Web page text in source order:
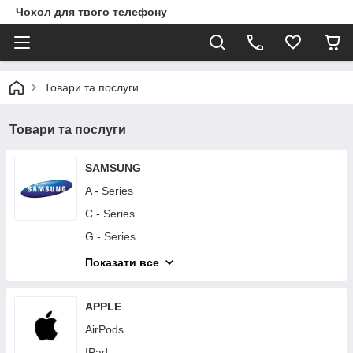
Чохол для твого телефону
Товари та послуги
Товари та послуги
SAMSUNG
A - Series
C - Series
G - Series
I - Series
M - Series
Note - Series
Показати все
APPLE
AirPods